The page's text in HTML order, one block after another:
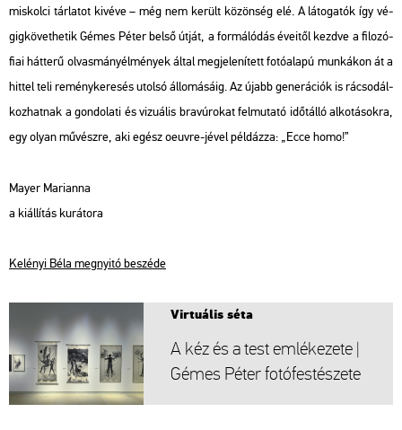
mis­kol­ci tár­la­tot ki­vé­ve – még nem ke­rült kö­zön­ség elé. A lá­to­ga­tók így vé­
gig­kö­vet­he­tik Gémes Péter belső útját, a for­má­ló­dás éve­i­től kezd­ve a fi­lo­zó­
fi­ai hát­te­rű ol­vas­mány­él­mé­nyek által meg­je­le­ní­tett fo­tó­ala­pú mun­ká­kon át a
hit­tel teli re­mény­ke­re­sés utol­só ál­lo­má­sá­ig. Az újabb ge­ne­rá­ci­ók is rá­cso­dál­
koz­hat­nak a gon­do­la­ti és vi­zu­á­lis bra­vú­ro­kat fel­mu­ta­tó időt­ál­ló al­ko­tá­sok­ra,
egy olyan mű­vész­re, aki egész oeuvre-jével pél­dáz­za: „Ecce homo!”
Mayer Ma­ri­an­na
a ki­ál­lí­tás ku­rá­to­ra
Ke­lé­nyi Béla meg­nyi­tó be­szé­de
Vir­tu­á­lis séta
A kéz és a test em­lé­ke­ze­te |
Gémes Péter fo­tó­fes­té­sze­te